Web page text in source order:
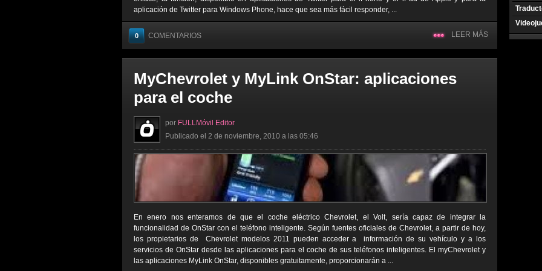
aplicación de Twitter para Windows Phone, hace que sea más fácil responder, ...
0 COMENTARIOS LEER MÁS
MyChevrolet y MyLink OnStar: aplicaciones
para el coche
por FULLMóvil Editor
Publicado el 2 de noviembre, 2010 a las 05:46
En enero nos enteramos de que el coche eléctrico Chevrolet, el Volt, sería capaz de integrar la
funcionalidad de OnStar con el teléfono inteligente. Según fuentes oficiales de Chevrolet, a partir de hoy,
los propietarios de Chevrolet modelos 2011 pueden acceder a información de su vehículo y a los
servicios de OnStar desde las aplicaciones para el coche de sus teléfonos inteligentes. El myChevrolet y
las aplicaciones MyLink OnStar, disponibles gratuitamente, proporcionarán a ...